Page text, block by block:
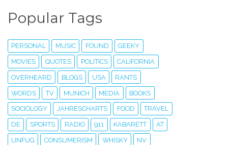
Popular Tags
PERSONAL MUSIC FOUND GEEKY
MOVIES QUOTES POLITICS CALIFORNIA
OVERHEARD BLOGS USA RANTS
WORDS TV MUNICH MEDIA BOOKS
SOCIOLOGY JAHRESCHARTS FOOD TRAVEL
DE SPORTS RADIO 911 KABARETT AT
UNFUG CONSUMERISM WHISKY NV